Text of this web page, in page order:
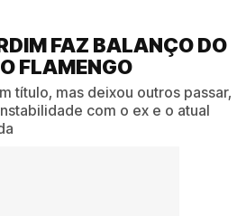
FAZ BALANÇO DO
FLAMENGO
título, mas deixou outros passar,
com o ex e o atual